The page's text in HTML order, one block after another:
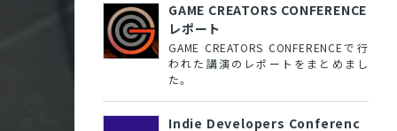
GAME CREATORS CONFERENCE
レポート
GAME CREATORS CONFERENCEで行
われた講演のレポートをまとめまし
た。
Indie Developers Conferenc